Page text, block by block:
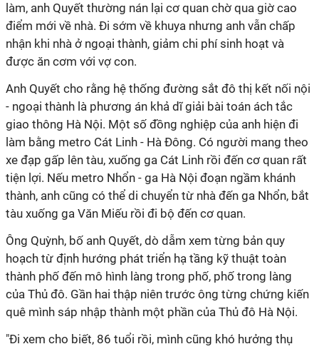
làm, anh Quyết thường nán lại cơ quan chờ qua giờ cao
điểm mới về nhà. Đi sớm về khuya nhưng anh vẫn chấp
nhận khi nhà ở ngoại thành, giảm chi phí sinh hoạt và
được ăn cơm với vợ con.
Anh Quyết cho rằng hệ thống đường sắt đô thị kết nối nội
- ngoại thành là phương án khả dĩ giải bài toán ách tắc
giao thông Hà Nội. Một số đồng nghiệp của anh hiện đi
làm bằng metro Cát Linh - Hà Đông. Có người mang theo
xe đạp gấp lên tàu, xuống ga Cát Linh rồi đến cơ quan rất
tiện lợi. Nếu metro Nhổn - ga Hà Nội đoạn ngầm khánh
thành, anh cũng có thể di chuyển từ nhà đến ga Nhổn, bắt
tàu xuống ga Văn Miếu rồi đi bộ đến cơ quan.
Ông Quỳnh, bố anh Quyết, dò dẫm xem từng bản quy
hoạch từ định hướng phát triển hạ tầng kỹ thuật toàn
thành phố đến mô hình làng trong phố, phố trong làng
của Thủ đô. Gần hai thập niên trước ông từng chứng kiến
quê mình sáp nhập thành một phần của Thủ đô Hà Nội.
"Đi xem cho biết, 86 tuổi rồi, mình cũng khó hưởng thụ